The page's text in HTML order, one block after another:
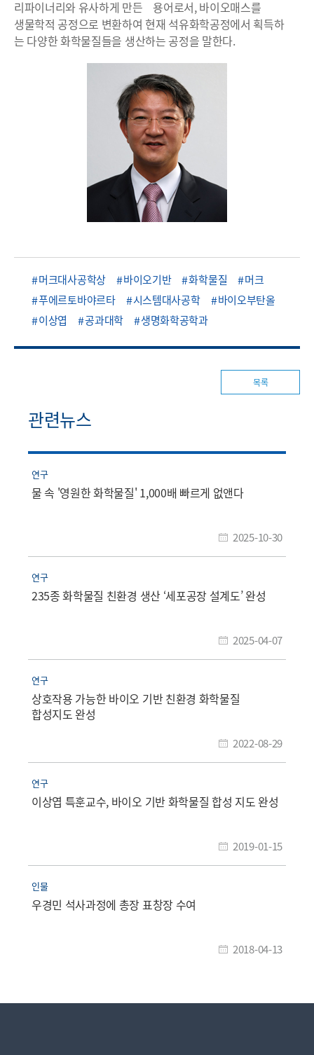
리파이너리와 유사하게 만든 용어로서, 바이오매스를
생물학적 공정으로 변환하여 현재 석유화학공정에서 획득하
는 다양한 화학물질들을 생산하는 공정을 말한다.
머크대사공학상 바이오기반 화학물질
머크
푸에르토바야르타
시스템대사공학
바이오부탄올
이상엽
공과대학 생명화학공학과
목록
관련뉴스
연구
물 속 '영원한 화학물질' 1,000배 빠르게 없앤다
2025-10-30
연구
235종 화학물질 친환경 생산 ‘세포공장 설계도’ 완성
2025-04-07
연구
상호작용 가능한 바이오 기반 친환경 화학물질
합성지도 완성
2022-08-29
연구
이상엽 특훈교수, 바이오 기반 화학물질 합성 지도 완성
2019-01-15
인물
우경민 석사과정에 총장 표창장 수여
2018-04-13